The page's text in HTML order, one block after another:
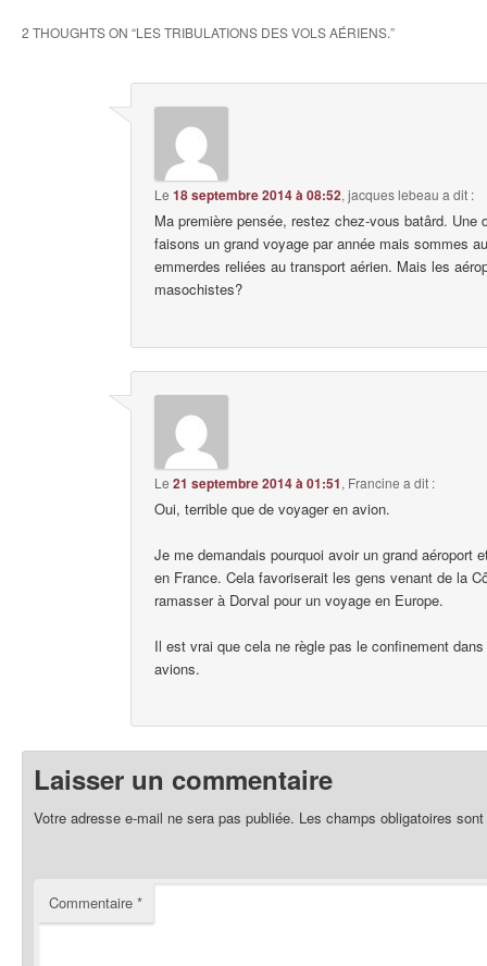
2 THOUGHTS ON “LES TRIBULATIONS DES VOLS AÉRIENS.”
Le18 septembre 2014 à 08:52,jacques lebeau a dit :
Ma première pensée, restez chez-vous batârd.
faisons un grand voyage par année mais sommes
emmerdes reliées au transport aérien. Mais les
masochistes?
Le21 septembre 2014 à 01:51, Francine a dit :
Oui, terrible que de voyager en avion.
Je me demandais pourquoi avoir un grand aéroport
en France. Cela favoriserait les gens venant de la
ramasser à Dorval pour un voyage en Europe.
Il est vrai que cela ne règle pas le confinement
avions.
Laisser un commentaire
Votre adresse e-mail ne sera pas publiée. Les champs obligatoires
Commentaire *